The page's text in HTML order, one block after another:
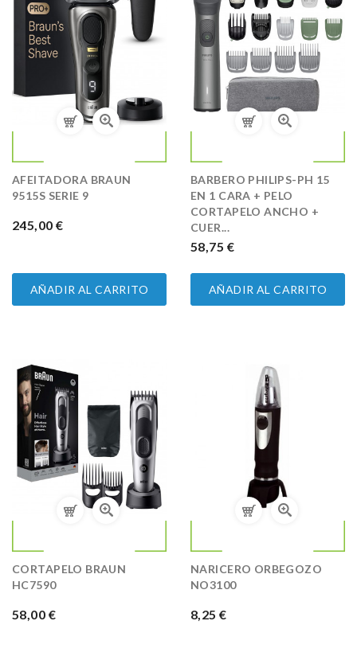
AFEITADORA BRAUN
9515S SERIE 9
PRECIO
245,00 €
AÑADIR AL CARRITO
BARBERO PHILIPS-PH 15
EN 1 CARA + PELO
CORTAPELO ANCHO +
CUER...
PRECIO
58,75 €
AÑADIR AL CARRITO
CORTAPELO BRAUN
HC7590
PRECIO
58,00 €
NARICERO ORBEGOZO
NO3100
PRECIO
8,25 €